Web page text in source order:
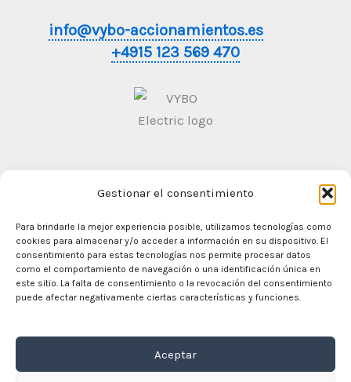
Gestionar el consentimiento
Para brindarle la mejor experiencia posible, utilizamos tecnologías como
cookies para almacenar y/o acceder a información en su dispositivo. El
consentimiento para estas tecnologías nos permite procesar datos
como el comportamiento de navegación o una identificación única en
este sitio. La falta de consentimiento o la revocación del consentimiento
puede afectar negativamente ciertas características y funciones.
Aceptar
info@vybo-accionamientos.es
+4915 123 569 470
Politica de
Privacidad
En casa
Motores eléctricos
Convertidor de frecuencia